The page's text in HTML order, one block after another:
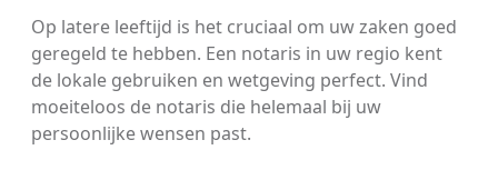
Op latere leeftijd is het cruciaal om uw zaken goed
geregeld te hebben. Een notaris in uw regio kent
de lokale gebruiken en wetgeving perfect. Vind
moeiteloos de notaris die helemaal bij uw
persoonlijke wensen past.